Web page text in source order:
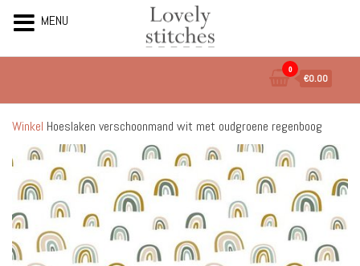
de
inhoud
0
€0.00
Winkel Hoeslaken verschoonmand wit met oudgroene regenboog
MENU